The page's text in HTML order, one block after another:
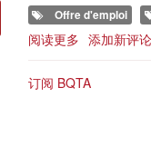
Offre d'emploi
阅读更多 关
Bourse
de
添加新评论
订阅 BQTA